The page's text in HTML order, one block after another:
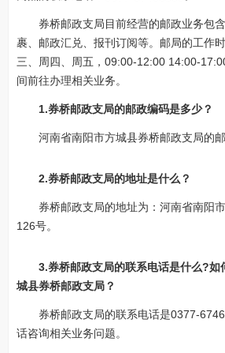
券桥邮政支局目前经营的邮政业务包
裹、邮政汇兑、报刊订阅等。邮局的工作
三、周四、周五，09:00-12:00 14:00-
间前往办理相关业务。
1.券桥邮政支局的邮政编码是多少？
河南省南阳市方城县券桥邮政支局的
2.券桥邮政支局的地址是什么？
券桥邮政支局的地址为：河南省南阳
126号。
3.券桥邮政支局的联系电话是什么?如
城县券桥邮政支局？
券桥邮政支局的联系电话是0377-
话咨询相关业务问题。